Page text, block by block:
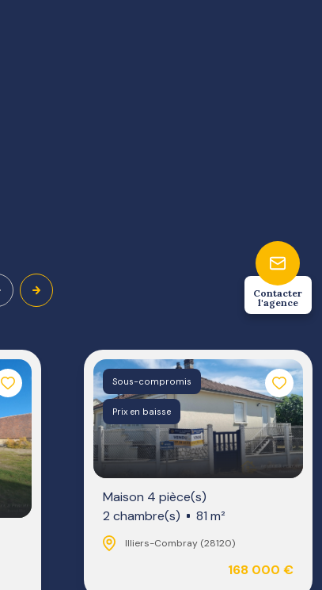
Sous-compromis
Prix en baisse
Maison 4 pièce(s)
2 chambre(s)
81 m²
Illiers-Combray (28120)
168 000 €
Contacter
l'agence